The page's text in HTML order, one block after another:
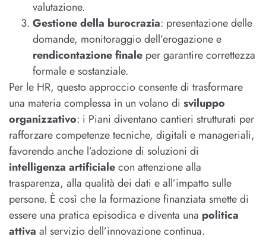
valutazione.
Gestione della burocrazia: presentazione delle
domande, monitoraggio dell’erogazione e
rendicontazione finale per garantire correttezza
formale e sostanziale.
Per le HR, questo approccio consente di trasformare
una materia complessa in un volano di sviluppo
organizzativo: i Piani diventano cantieri strutturati per
rafforzare competenze tecniche, digitali e manageriali,
favorendo anche l’adozione di soluzioni di
intelligenza artificialecon attenzione alla
trasparenza, alla qualità dei dati e all’impatto sulle
persone. È così che la formazione finanziata smette di
essere una pratica episodica e diventa una politica
attiva al servizio dell’innovazione continua.